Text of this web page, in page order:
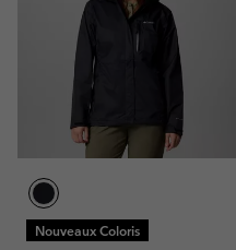
Nouveaux Coloris